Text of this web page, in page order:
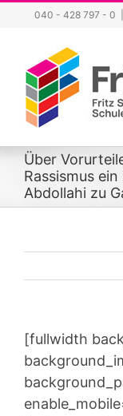
springen
040 - 428 797 - 0
Über
Rassismus
Abdollahi zu
[fullwidth